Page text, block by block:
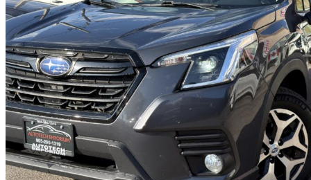
2022 Subaru Forester
Touring Crossover AWD 78 877 km